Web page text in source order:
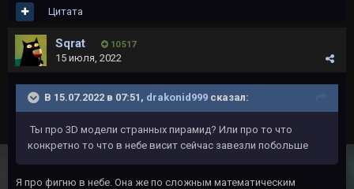
Цитата
Sqrat 10 517
15 июля, 2022
В 15.07.2022 в 07:51, drakonid999 сказал:
Ты про 3D модели странных пирамид? Или про то что
конкретно то что в небе висит сейчас завезли побольше
Я про фигню в небе. Она же по сложным математическим